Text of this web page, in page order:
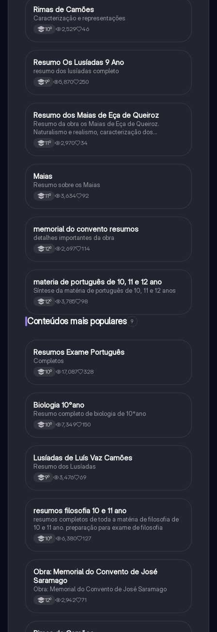
Português
Rimas de Camões
Caracterização e representações
10º 2,529 46
Português
Resumo Os Lusíadas 9 Ano
resumo dos lusíadas completo
9º 5,870 250
Português
Resumo dos Maias de Eça de Queiroz
Resumo da obra os Maias de Eça de Queiroz.
Naturalismo e realismo, caracterização dos
personagens e contexto histórico.
11º 2,970 34
Português
Maias
Resumo sobre os Maias
11º 3,634 92
Português
memorial do convento resumos
detalhes importantes da obra
12º 2,697 114
Português
materia de português de 10, 11 e 12 ano
Síntese da matéria de português de 10, 11 e 12 anos
12º 3,785 98
Conteúdos mais populares 9
Português
Resumos Exame Português
Completos
10º 17,087 328
Biologia
Biologia 10°ano
Resumo completo de biologia de 10°ano
10º 7,349 150
Português
Lusíadas de Luís Vaz Camões
Resumo dos Lusíadas
9º 3,476 69
Filosofia
resumos filosofia 10 e 11 ano
resumos completos de toda a matéria de filosofia de
10 e 11 ano. preparação para exame de filosofia
10º 6,380 127
Português
Obra: Memorial do Convento de José
Saramago
Obra: Memorial do Convento de José Saramago
12º 2,942 71